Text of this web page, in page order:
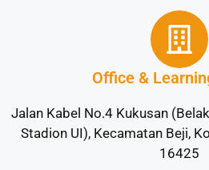
Office &
Jalan Kabel No.4 Kukusan
Stadion UI), Kecamatan Beji,
16425